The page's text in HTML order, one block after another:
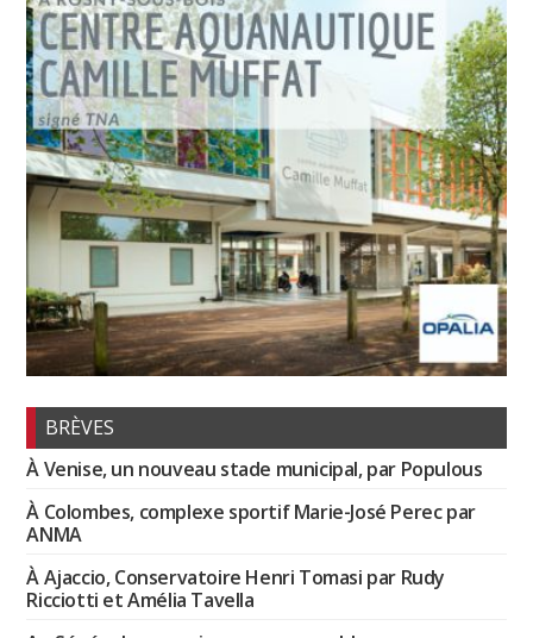
BRÈVES
À Venise, un nouveau stade municipal, par Populous
À Colombes, complexe sportif Marie-José Perec par
ANMA
À Ajaccio, Conservatoire Henri Tomasi par Rudy
Ricciotti et Amélia Tavella